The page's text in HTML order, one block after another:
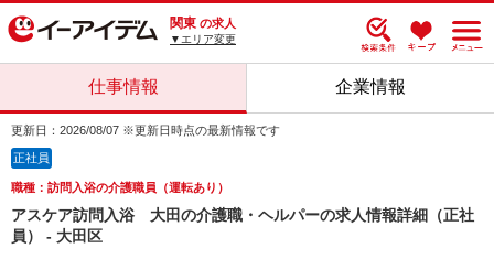
関東 の求人
▼エリア変更
仕事情報 企業情報
更新日：2026/08/07 ※更新日時点の最新情報です
正社員
職種：訪問入浴の介護職員（運転あり）
アスケア訪問入浴 大田の介護職・ヘルパーの求人情報詳細（正社
員） - 大田区